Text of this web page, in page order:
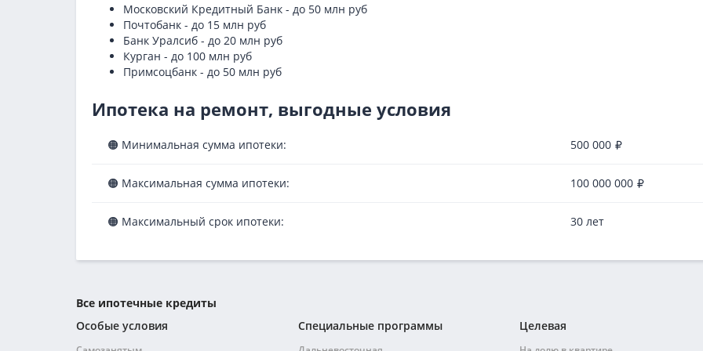
Московский Кредитный Банк - до 50 млн руб
Почтобанк - до 15 млн руб
Банк Уралсиб - до 20 млн руб
Курган - до 100 млн руб
Примсоцбанк - до 50 млн руб
Ипотека на ремонт, выгодные условия
🟠 Минимальная сумма ипотеки: 500 000
🟠 Максимальная сумма ипотеки: 100 000 000
🟠 Максимальный срок ипотеки: 30 лет
Все ипотечные кредиты
Особые условия
Специальные программы Целевая